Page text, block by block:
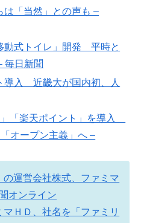
「当然」との声も –
動式トイレ」開発 平時と
毎日新聞
導入 近畿大が国内初、人
「楽天ポイント」を導入
オープン主義」へ –
の運営会社株式、ファミマ
オンライン
ＨＤ、社名を「ファミリ